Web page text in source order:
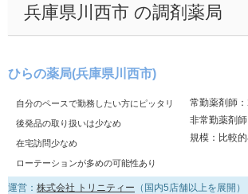
兵庫県川西市 の調剤薬局
ひらの薬局(兵庫県川西市)
自分のペースで勤務したい方にピッタリ
後発品の取り扱いは少なめ
在宅訪問少なめ
ローテーションが多めの可能性あり
常勤薬剤師：
非常勤薬剤師
規模：比較
運営： 株式会社 トリニティー （国内5店舗以上を展開）